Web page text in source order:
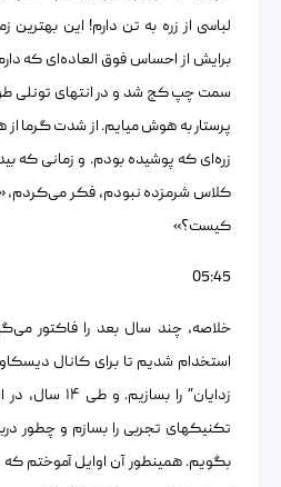
لباسی از زره به تن دارم! این
برایش از احساس فوق العاده‌ای که
سمت چپ کج شد و در انتهای تونلی
پرستار به هوش میایم. از شدت گرما
زره‌ای که پوشیده بودم. و زمانی که
کلاس شرمزده نبودم، فکر می‌کردم،
کیست؟»
05:45
خلاصه، چند سال بعد را فاکتور
استخدام شدیم تا برای کانال
زدایان” را
تکنیکهای تجربی را بسازم و چطور
بگویم. همینطور آن اوایل آموختم